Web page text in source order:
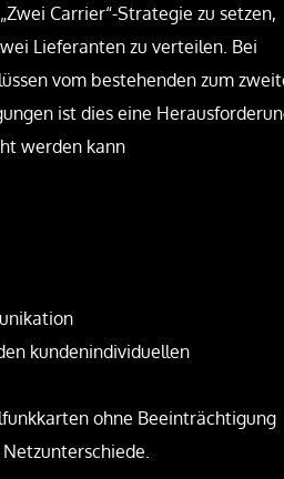
Carrier“-Strategie zu setzen,
Lieferanten zu verteilen. Bei
vom bestehenden zum
ist dies eine
werden kann
kundenindividuellen
ohne Beeinträchtigung